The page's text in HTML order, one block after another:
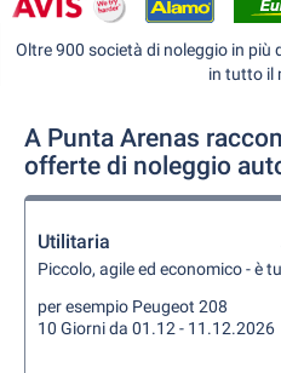
Oltre 900 società di noleggio in
in tutto il
A Punta Arenas
offerte di noleggio
Utilitaria
Piccolo, agile ed economico - è
per esempio Peugeot 208
10 Giorni da 01.12 - 11.12.2026